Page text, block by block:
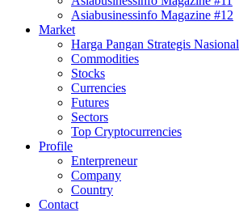
Asiabusinessinfo Magazine #12
Market
Harga Pangan Strategis Nasional
Commodities
Stocks
Currencies
Futures
Sectors
Top Cryptocurrencies
Profile
Enterpreneur
Company
Country
Contact